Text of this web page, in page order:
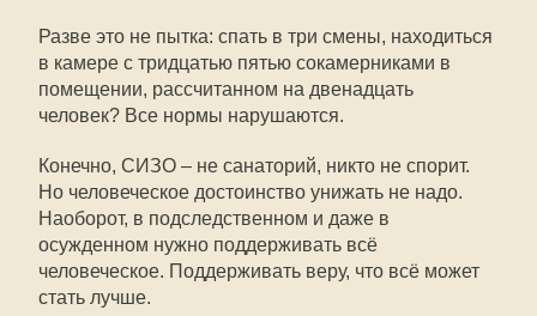
Разве это не пытка: спать в три смены, находиться
в камере с тридцатью пятью сокамерниками в
помещении, рассчитанном на двенадцать
человек? Все нормы нарушаются.
Конечно, СИЗО – не санаторий, никто не спорит.
Но человеческое достоинство унижать не надо.
Наоборот, в подследственном и даже в
осужденном нужно поддерживать всё
человеческое. Поддерживать веру, что всё может
стать лучше.